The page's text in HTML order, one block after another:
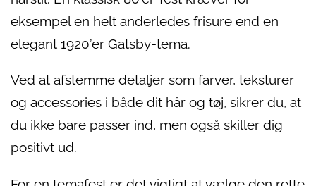
eksempel en helt anderledes frisure end en
elegant 1920’er Gatsby-tema.
Ved at afstemme detaljer som farver, teksturer
og accessories i både dit hår og tøj, sikrer du, at
du ikke bare passer ind, men også skiller dig
positivt ud.